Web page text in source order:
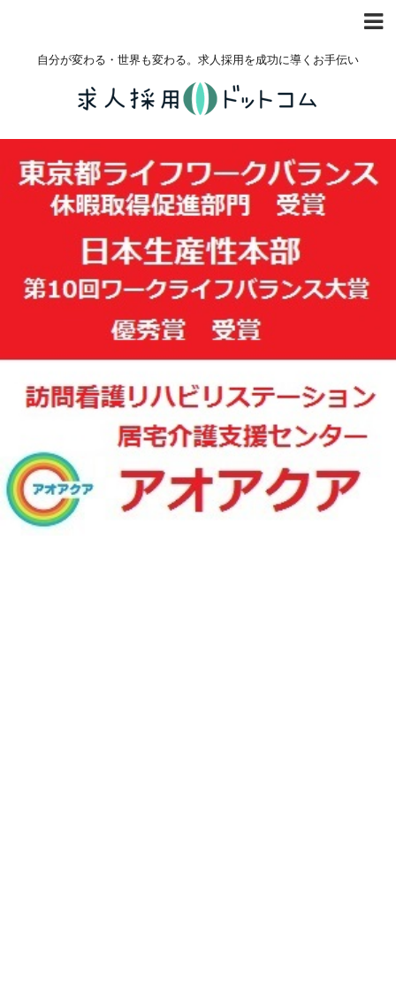
自分が変わる・世界も変わる。求人採用を成功に導くお手伝い